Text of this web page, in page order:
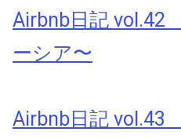
Airbnb日記
ーシア〜
Airbnb日記 vol.43